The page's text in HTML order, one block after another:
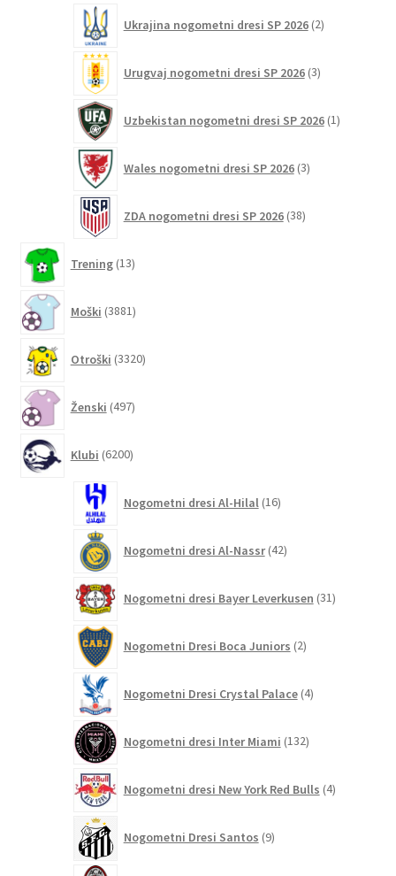
Ukrajina nogometni dresi SP 2026 2izdelka
Urugvaj nogometni dresi SP 2026 3izdelki
Uzbekistan nogometni dresi SP 2026 1izdelek
Wales nogometni dresi SP 2026 3izdelki
ZDA nogometni dresi SP 2026 38izdelkov
Trening 13izdelkov
Moški 3881izdelkov
Otroški 3320izdelkov
Ženski 497izdelkov
Klubi 6200izdelkov
Nogometni dresi Al-Hilal 16izdelkov
Nogometni dresi Al-Nassr 42izdelkov
Nogometni dresi Bayer Leverkusen 31izdelkov
Nogometni Dresi Boca Juniors 2izdelka
Nogometni Dresi Crystal Palace 4izdelki
Nogometni dresi Inter Miami 132izdelkov
Nogometni dresi New York Red Bulls 4izdelki
Nogometni Dresi Santos 9izdelkov